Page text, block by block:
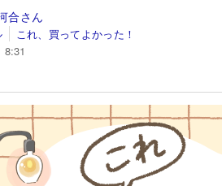
合さん
これ、買ってよかった！
8:31